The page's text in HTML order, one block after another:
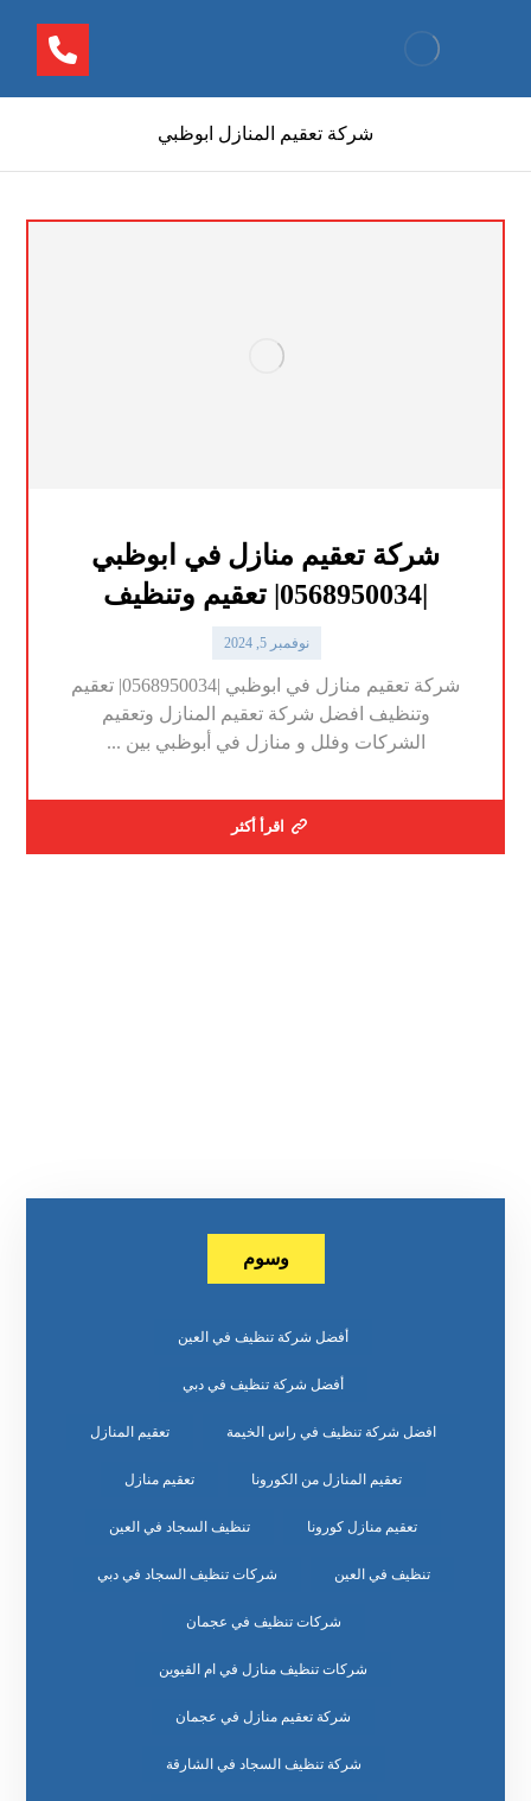
شركة تعقيم المنازل ابوظبي
شركة تعقيم منازل في ابوظبي
|0568950034| تعقيم وتنظيف
نوفمبر 5, 2024
شركة تعقيم منازل في ابوظبي |0568950034| تعقيم
وتنظيف افضل شركة تعقيم المنازل وتعقيم
الشركات وفلل و منازل في أبوظبي بين ...
اقرأ أكثر
وسوم
أفضل شركة تنظيف في العين
أفضل شركة تنظيف في دبي
افضل شركة تنظيف في راس الخيمة تعقيم المنازل
تعقيم المنازل من الكورونا تعقيم منازل
تعقيم منازل كورونا تنظيف السجاد في العين
تنظيف في العين شركات تنظيف السجاد في دبي
شركات تنظيف في عجمان
شركات تنظيف منازل في ام القيوين
شركة تعقيم منازل في عجمان
شركة تنظيف السجاد في الشارقة